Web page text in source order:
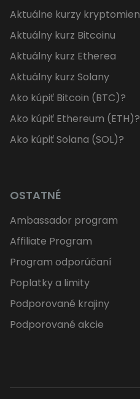
Aktuálne kurzy kryptomien
Aktuálny kurz Bitcoinu
Aktuálny kurz Etherea
Aktuálny kurz Solany
Ako kúpiť Bitcoin (BTC)?
Ako kúpiť Ethereum (ETH)?
Ako kúpiť Solana (SOL)?
OSTATNÉ
Ambassador program
Affiliate Program
Program odporúčaní
Poplatky a limity
Podporované krajiny
Podporované akcie